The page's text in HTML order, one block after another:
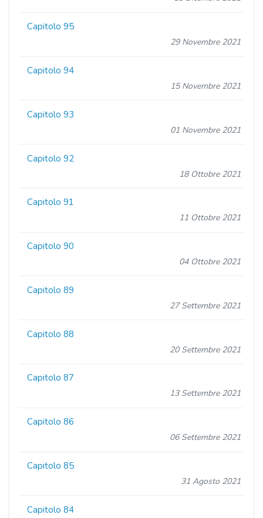
Capitolo 95
29 Novembre 2021
Capitolo 94
15 Novembre 2021
Capitolo 93
01 Novembre 2021
Capitolo 92
18 Ottobre 2021
Capitolo 91
11 Ottobre 2021
Capitolo 90
04 Ottobre 2021
Capitolo 89
27 Settembre 2021
Capitolo 88
20 Settembre 2021
Capitolo 87
13 Settembre 2021
Capitolo 86
06 Settembre 2021
Capitolo 85
31 Agosto 2021
Capitolo 84